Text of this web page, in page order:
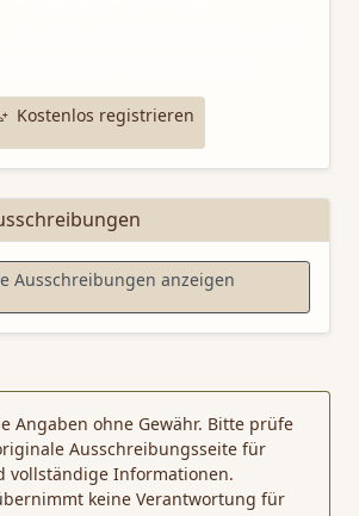
Kostenlos registrieren
Ausschreibungen anzeigen
Angaben ohne Gewähr. Bitte prüfe
Ausschreibungsseite für
vollständige Informationen.
keine Verantwortung für